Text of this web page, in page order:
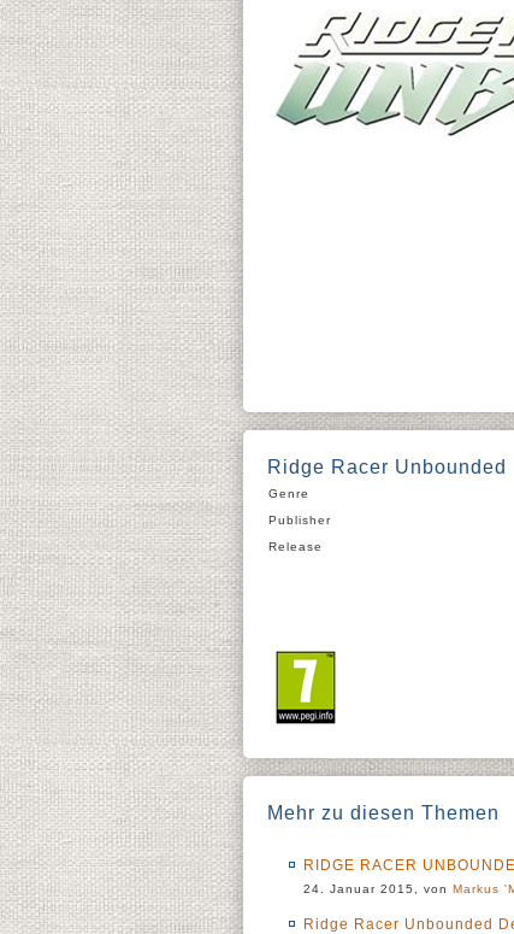
Ridge Racer Unbounded
Genre
Publisher
Release
Mehr zu diesen Themen
RIDGE RACER
24. Januar 2015, von Markus
Ridge Racer Unbounded